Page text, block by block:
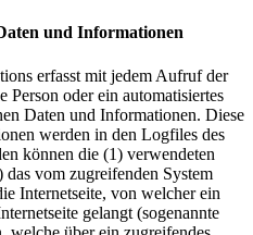
und Informationen
erfasst mit jedem Aufruf der
Person oder ein automatisiertes
Daten und Informationen. Diese
werden in den Logfiles des
können die (1) verwendeten
vom zugreifenden System
Internetseite, von welcher ein
gelangt (sogenannte